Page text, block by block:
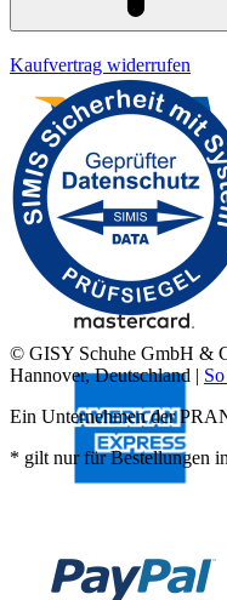
Kaufvertrag widerrufen
© GISY Schuhe GmbH &
Hannover, Deutschland |
Ein Unternehmen der
* gilt nur für Bestellungen